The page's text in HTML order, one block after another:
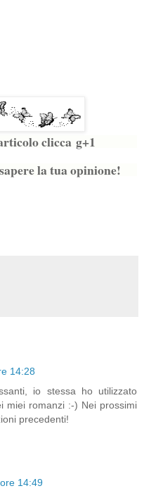
clicca g+1
la tua opinione!
14:28
io stessa ho utilizzato
miei romanzi :-) Nei prossimi
precedenti!
14:49